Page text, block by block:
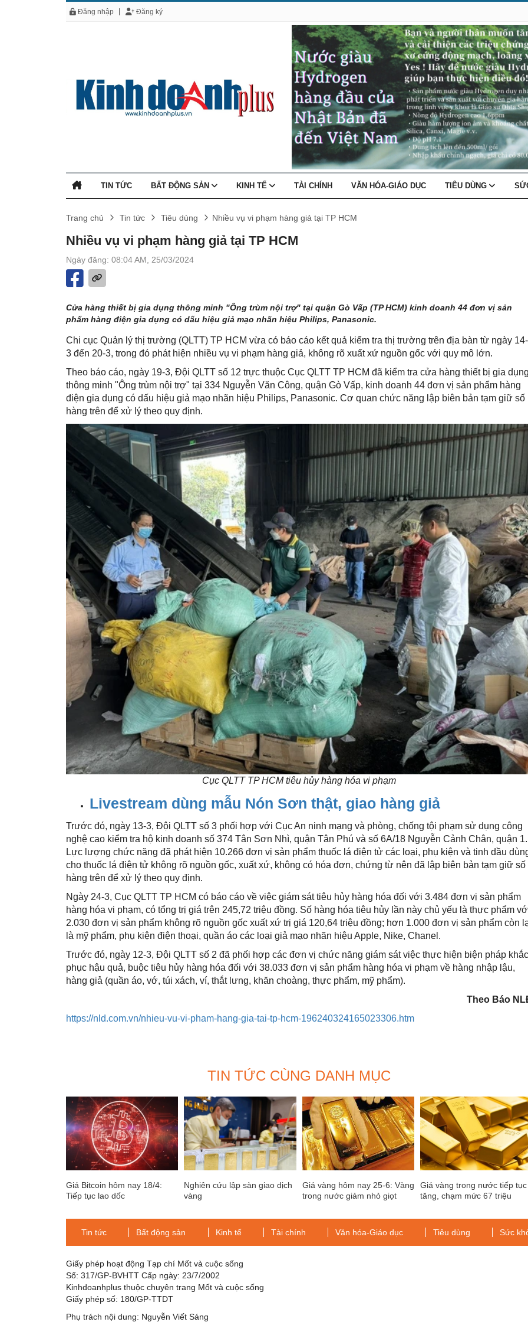
Đăng nhập Đăng ký
TIN TỨC BẤT ĐỘNG SẢN KINH TẾ TÀI CHÍNH VĂN HÓA-GIÁO DỤC TIÊU DÙNG
Trang chủ Tin tức Tiêu dùng Nhiều vụ vi phạm hàng giả tại TP HCM
Nhiều vụ vi phạm hàng giả tại TP HCM
Ngày đăng: 08:04 AM, 25/03/2024
Cửa hàng thiết bị gia dụng thông minh "Ông trùm nội trợ" tại quận Gò Vấp (TP HCM) kinh doanh 44 đơn vị sản
phẩm hàng điện gia dụng có dấu hiệu giả mạo nhãn hiệu Philips, Panasonic.
Chi cục Quản lý thị trường (QLTT) TP HCM vừa có báo cáo kết quả kiểm tra thị trường trên địa bàn từ ngày 14-
3 đến 20-3, trong đó phát hiện nhiều vụ vi phạm hàng giả, không rõ xuất xứ nguồn gốc với quy mô lớn.
Theo báo cáo, ngày 19-3, Đội QLTT số 12 trực thuộc Cục QLTT TP HCM đã kiểm tra cửa hàng thiết bị gia dụng
thông minh "Ông trùm nội trợ" tại 334 Nguyễn Văn Công, quận Gò Vấp, kinh doanh 44 đơn vị sản phẩm hàng
điện gia dụng có dấu hiệu giả mạo nhãn hiệu Philips, Panasonic. Cơ quan chức năng lập biên bản tạm giữ số
hàng trên để xử lý theo quy định.
Cục QLTT TP HCM tiêu hủy hàng hóa vi phạm
Livestream dùng mẫu Nón Sơn thật, giao hàng giả
Trước đó, ngày 13-3, Đội QLTT số 3 phối hợp với Cục An ninh mạng và phòng, chống tội phạm sử dụng công
nghệ cao kiểm tra hộ kinh doanh số 374 Tân Sơn Nhì, quận Tân Phú và số 6A/18 Nguyễn Cảnh Chân, quận 1.
Lực lượng chức năng đã phát hiện 10.266 đơn vị sản phẩm thuốc lá điện tử các loại, phụ kiện và tinh dầu
cho thuốc lá điện tử không rõ nguồn gốc, xuất xứ, không có hóa đơn, chứng từ nên đã lập biên bản tạm giữ số
hàng trên để xử lý theo quy định.
Ngày 24-3, Cục QLTT TP HCM có báo cáo về việc giám sát tiêu hủy hàng hóa đối với 3.484 đơn vị sản phẩm
hàng hóa vi phạm, có tổng trị giá trên 245,72 triệu đồng. Số hàng hóa tiêu hủy lần này chủ yếu là thực phẩm
2.030 đơn vị sản phẩm không rõ nguồn gốc xuất xứ trị giá 120,64 triệu đồng; hơn 1.000 đơn vị sản phẩm còn
là mỹ phẩm, phụ kiện điện thoại, quần áo các loại giả mạo nhãn hiệu Apple, Nike, Chanel.
Trước đó, ngày 12-3, Đội QLTT số 2 đã phối hợp các đơn vị chức năng giám sát việc thực hiện biện pháp khắc
phục hậu quả, buộc tiêu hủy hàng hóa đối với 38.033 đơn vị sản phẩm hàng hóa vi phạm về hàng nhập lậu,
hàng giả (quần áo, vớ, túi xách, ví, thắt lưng, khăn choàng, thực phẩm, mỹ phẩm).
Theo Báo
https://nld.com.vn/nhieu-vu-vi-pham-hang-gia-tai-tp-hcm-196240324165023306.htm
TIN TỨC CÙNG DANH MỤC
Giá Bitcoin hôm nay 18/4:
Tiếp tục lao dốc
Nghiên cứu lập sàn giao dịch
vàng
Giá vàng hôm nay 25-6: Vàng
trong nước giảm nhỏ giọt
Giá vàng trong nước tiếp tục
tăng, chạm mức 67 triệu
Tin tức Bất động sản Kinh tế Tài chính Văn hóa-Giáo dục Tiêu dùng Sức
Giấy phép hoạt động Tạp chí Mốt và cuộc sống
Số: 317/GP-BVHTT Cấp ngày: 23/7/2002
Kinhdoanhplus thuộc chuyên trang Mốt và cuộc sống
Giấy phép số: 180/GP-TTDT
Phụ trách nội dung: Nguyễn Viết Sáng